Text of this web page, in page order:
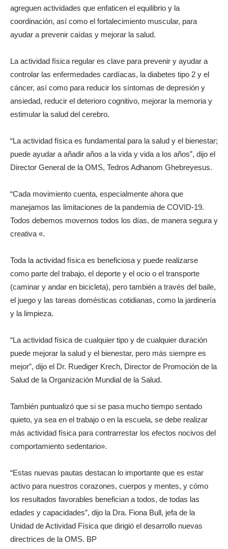
agreguen actividades que enfaticen el equilibrio y la
coordinación, así como el fortalecimiento muscular, para
ayudar a prevenir caídas y mejorar la salud.
La actividad física regular es clave para prevenir y ayudar a
controlar las enfermedades cardíacas, la diabetes tipo 2 y el
cáncer, así como para reducir los síntomas de depresión y
ansiedad, reducir el deterioro cognitivo, mejorar la memoria y
estimular la salud del cerebro.
“La actividad física es fundamental para la salud y el bienestar;
puede ayudar a añadir años a la vida y vida a los años”, dijo el
Director General de la OMS, Tedros Adhanom Ghebreyesus.
“Cada movimiento cuenta, especialmente ahora que
manejamos las limitaciones de la pandemia de COVID-19.
Todos debemos movernos todos los días, de manera segura y
creativa «.
Toda la actividad física es beneficiosa y puede realizarse
como parte del trabajo, el deporte y el ocio o el transporte
(caminar y andar en bicicleta), pero también a través del baile,
el juego y las tareas domésticas cotidianas, como la jardinería
y la limpieza.
“La actividad física de cualquier tipo y de cualquier duración
puede mejorar la salud y el bienestar, pero más siempre es
mejor”, dijo el Dr. Ruediger Krech, Director de Promoción de la
Salud de la Organización Mundial de la Salud.
También puntualizó que si se pasa mucho tiempo sentado
quieto, ya sea en el trabajo o en la escuela, se debe realizar
más actividad física para contrarrestar los efectos nocivos del
comportamiento sedentario».
“Estas nuevas pautas destacan lo importante que es estar
activo para nuestros corazones, cuerpos y mentes, y cómo
los resultados favorables benefician a todos, de todas las
edades y capacidades”, dijo la Dra. Fiona Bull, jefa de la
Unidad de Actividad Física que dirigió el desarrollo nuevas
directrices de la OMS. BP